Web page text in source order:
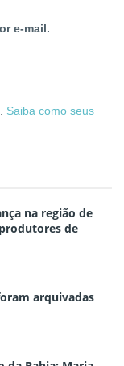
e-mail.
Saiba como seus
na região de
de
arquivadas